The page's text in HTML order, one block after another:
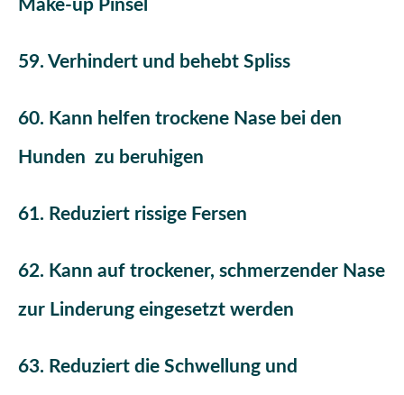
Make-up Pinsel
59. Verhindert und behebt Spliss
60. Kann helfen trockene Nase bei den
Hunden zu beruhigen
61. Reduziert rissige Fersen
62. Kann auf trockener, schmerzender Nase
zur Linderung eingesetzt werden
63. Reduziert die Schwellung und